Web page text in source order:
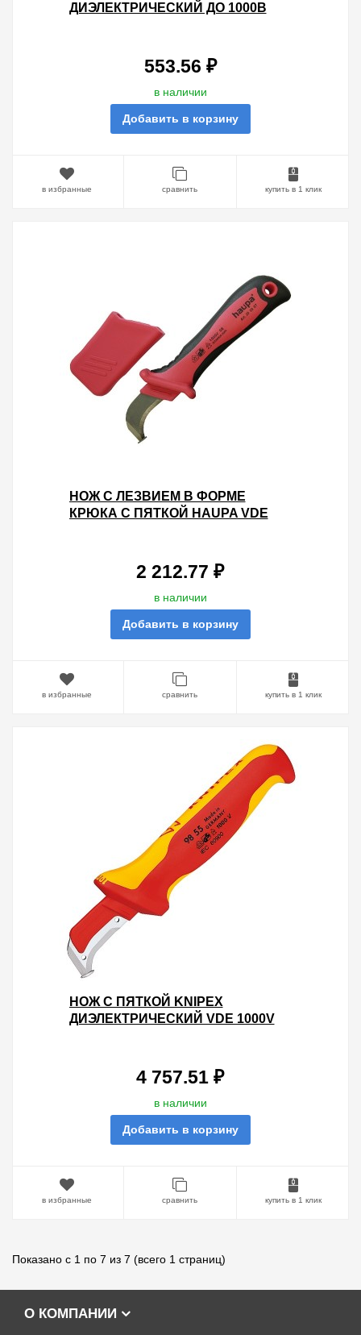
ДИЭЛЕКТРИЧЕСКИЙ ДО 1000В
553.56 ₽
в наличии
Добавить в корзину
в избранные сравнить купить в 1 клик
НОЖ С ЛЕЗВИЕМ В ФОРМЕ
КРЮКА С ПЯТКОЙ HAUPA VDE
2 212.77 ₽
в наличии
Добавить в корзину
в избранные сравнить купить в 1 клик
НОЖ С ПЯТКОЙ KNIPEX
ДИЭЛЕКТРИЧЕСКИЙ VDE 1000V
4 757.51 ₽
в наличии
Добавить в корзину
в избранные сравнить купить в 1 клик
Показано с 1 по 7 из 7 (всего 1 страниц)
О КОМПАНИИ